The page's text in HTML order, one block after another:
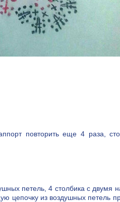
повторить еще 4 раза,
петель, 4 столбика с двумя
цепочку из воздушных петель